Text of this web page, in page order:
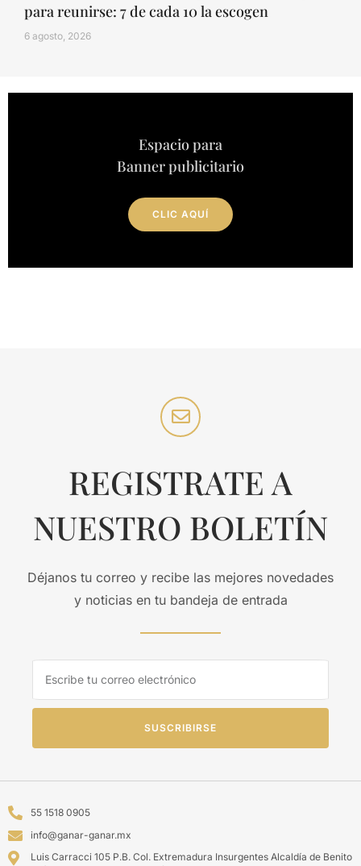
para reunirse: 7 de cada 10 la escogen
6 agosto, 2026
Espacio para
Banner publicitario
CLIC AQUÍ
REGISTRATE A
NUESTRO BOLETÍN
Déjanos tu correo y recibe las mejores novedades
y noticias en tu bandeja de entrada
SUSCRIBIRSE
55 1518 0905
info@ganar-ganar.mx
Luis Carracci 105 P.B. Col. Extremadura Insurgentes Alcaldía de Benito